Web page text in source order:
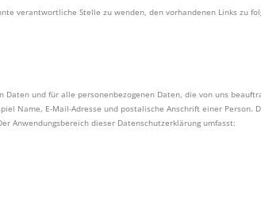
verantwortliche Stelle zu wenden, den vorhandenen Links zu
und für alle personenbezogenen Daten, die von uns
Name, E-Mail-Adresse und postalische Anschrift einer
Anwendungsbereich dieser Datenschutzerklärung umfasst: